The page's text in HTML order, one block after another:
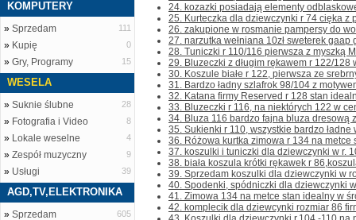
KOMPUTERY
» Sprzedam 111
» Kupię 0
» Gry, Programy 15
WESELA
» Suknie ślubne 28
» Fotografia i Video 8
» Lokale weselne 4
» Zespół muzyczny 9
» Usługi 39
AGD,TV,ELEKTRONIKA
» Sprzedam 605
24. kozazki posiadają elementy
25. Kurteczka dla dziewczynki r 74 cięka z
26. zakupione w rosmanie pampersy do
27. narzutka wełniana 10zł sweterek gaap
28. Tuniczki r 110/116 pierwsza z myszką
29. Bluzeczki z długim rękawem r 122/128
30. Koszule białe r 122, pierwsza ze
31. Bardzo ładny szlafrok 98/104 z
32. Katana firmy Reserved r 128 stan
33. Bluzeczki r 116, na niektórych 122 w
34. Bluza 116 bardzo fajna bluza dresową
35. Sukienki r 110, wszystkie bardzo ładne
36. Różowa kurtka zimowa r 134 na metce
37. koszulki i tuniczki dla dziewczynki w r.
38. biała koszula krótki rękawek r
39. Sprzedam koszulki dla dziewczynki w
40. Spodenki, spódniczki dla dziewczynki
41. Zimowa 134 na metce stan idealny w
42. komplecik dla dziewcynki rozmiar 86